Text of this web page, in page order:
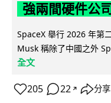
強兩間硬件公
SpaceX 舉行 2026 年第
Musk 稱除了中國之外
全文
205 22 ↗ 分享